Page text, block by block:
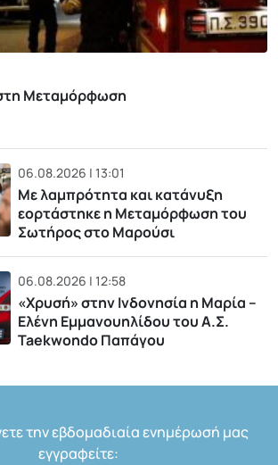
Μεταμόρφωση
06.08.2026 | 13:01
Με λαμπρότητα και κατάνυξη
εορτάστηκε η Μεταμόρφωση του
Σωτήρος στο Μαρούσι
06.08.2026 | 12:58
«Χρυσή» στην Ινδονησία η Μαρία –
Ελένη Εμμανουηλίδου του Α.Σ.
Taekwondo Παπάγου
την εβδομαδιαία ενημέρωσή μας
εγγραφείτε: